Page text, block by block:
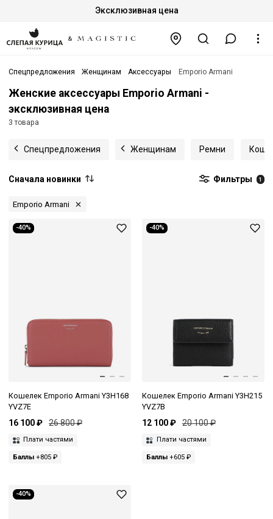
Эксклюзивная цена
Спецпредложения Женщинам Аксессуары Emporio Armani
Женские аксессуары Emporio Armani -
эксклюзивная цена
3 товара
Спецпредложения Женщинам Ремни
Сначала новинки Фильтры 1
Emporio Armani
-40%
Кошелек Emporio Armani Y3H168
YVZ7E
16 100 ₽ 26 800 ₽
Плати частями
Баллы +805 ₽
-40%
Кошелек Emporio Armani Y3H215
YVZ7B
12 100 ₽ 20 100 ₽
Плати частями
Баллы+605 ₽
-40%